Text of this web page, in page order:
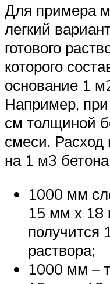
Для примера
легкий
готового
которого
основание 1
Например,
см толщиной
смеси. Расход
на 1 м3
1000 мм
15 мм х 18
получится
раствора;
1000 мм –